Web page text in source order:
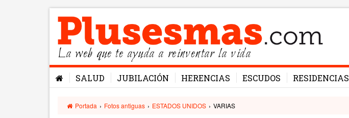
La web que te ayuda a reinventar la vida
SALUD JUBILACIÓN HERENCIAS ESCUDOS RESIDENCIAS
Portada › Fotos antiguas › ESTADOS UNIDOS › VARIAS